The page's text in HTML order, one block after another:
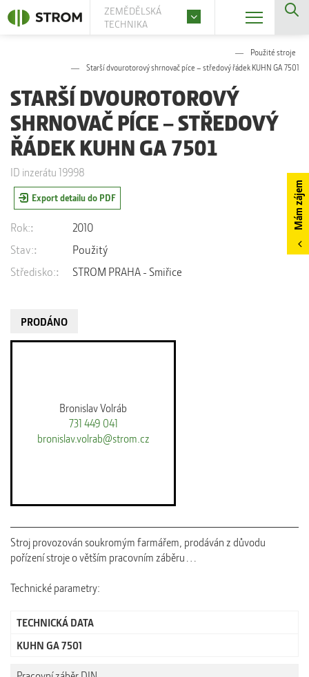
ZEMĚDĚLSKÁ
TECHNIKA
Použité stroje
Starší dvourotorový shrnovač píce – středový řádek KUHN GA 7501
Mám zájem
STARŠÍ DVOUROTOROVÝ
SHRNOVAČ PÍCE – STŘEDOVÝ
ŘÁDEK KUHN GA 7501
ID inzerátu 19998
Export detailu do PDF
Rok:
2010
Stav:
Použitý
Středisko:
STROM PRAHA - Smiřice
PRODÁNO
Bronislav Volráb
731 449 041
bronislav.volrab@strom.cz
Stroj provozován soukromým farmářem, prodáván z důvodu
pořízení stroje o větším pracovním záběru…
Technické parametry:
TECHNICKÁ DATA
KUHN GA 7501